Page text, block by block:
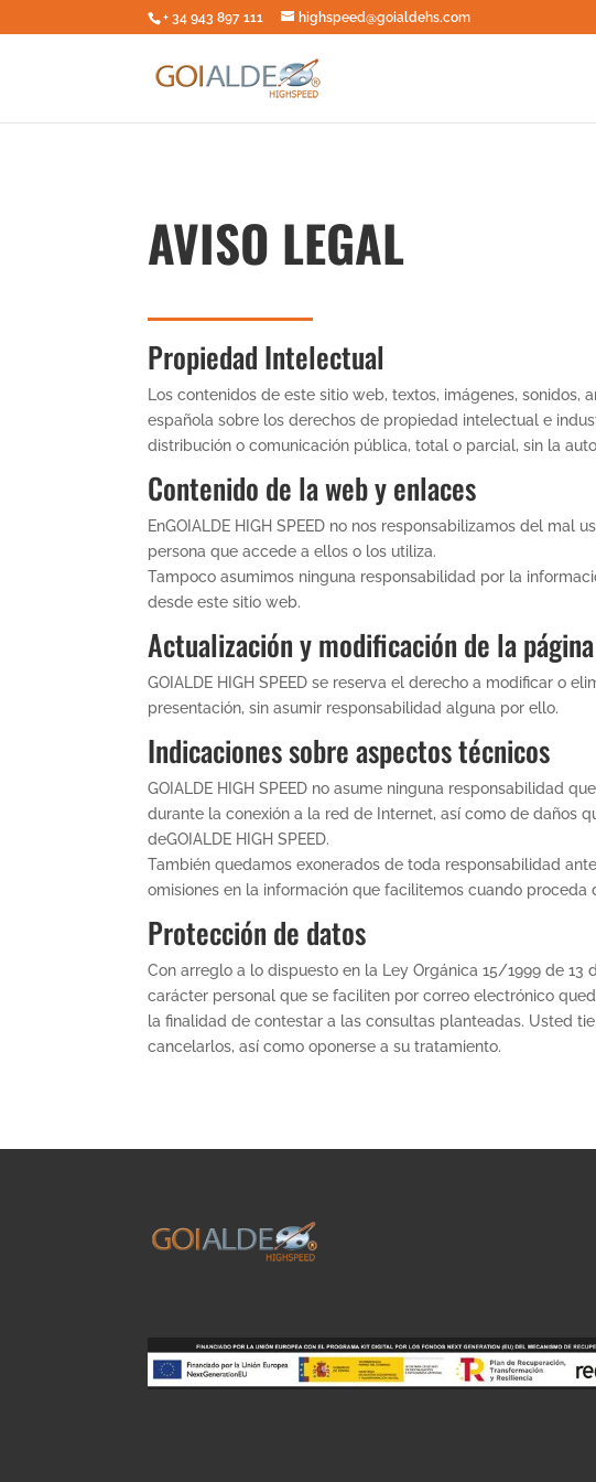
+ 34 943 897 111 highspeed@goialdehs.com
AVISO LEGAL
Propiedad Intelectual
Los contenidos de este sitio web, textos, imágenes,
española sobre los derechos de propiedad intelectual e
distribución o comunicación pública, total o parcial, sin la
Contenido de la web y enlaces
EnGOIALDE HIGH SPEED no nos responsabilizamos del
persona que accede a ellos o los utiliza.
Tampoco asumimos ninguna responsabilidad por la
desde este sitio web.
Actualización y modificación de la
GOIALDE HIGH SPEED se reserva el derecho a modificar o
presentación, sin asumir responsabilidad alguna por ello.
Indicaciones sobre aspectos técnicos
GOIALDE HIGH SPEED no asume ninguna responsabilidad
durante la conexión a la red de Internet, así como de daños
deGOIALDE HIGH SPEED.
También quedamos exonerados de toda responsabilidad
omisiones en la información que facilitemos cuando proceda
Protección de datos
Con arreglo a lo dispuesto en la Ley Orgánica 15/1999 de
carácter personal que se faciliten por correo electrónico
la finalidad de contestar a las consultas planteadas. Usted
cancelarlos, así como oponerse a su tratamiento.